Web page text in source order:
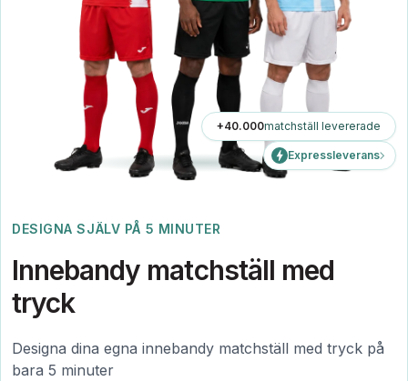
DESIGNA SJÄLV PÅ 5 MINUTER
Innebandy matchställ med
tryck
Designa dina egna innebandy matchställ med tryck på
bara 5 minuter
+40.000matchställ levererade
Expressleverans